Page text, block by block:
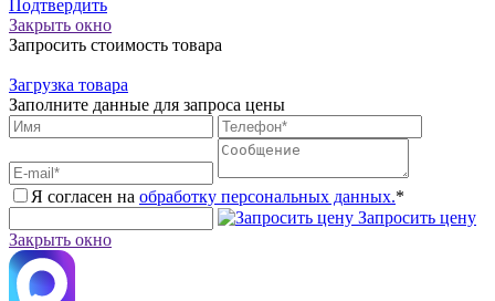
Подтвердить
Закрыть окно
Запросить стоимость товара
Загрузка товара
Заполните данные для запроса цены
Я согласен на обработку персональных данных.*
Запросить цену
Закрыть окно